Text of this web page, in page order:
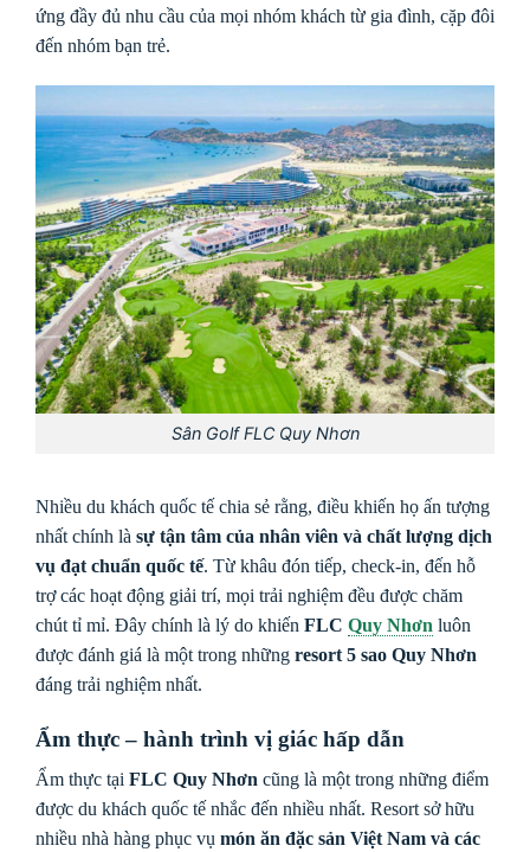
ứng đầy đủ nhu cầu của mọi nhóm khách từ gia đình, cặp đôi
đến nhóm bạn trẻ.
Sân Golf FLC Quy Nhơn
Nhiều du khách quốc tế chia sẻ rằng, điều khiến họ ấn tượng
nhất chính là sự tận tâm của nhân viên và chất lượng dịch
vụ đạt chuẩn quốc tế. Từ khâu đón tiếp, check-in, đến hỗ
trợ các hoạt động giải trí, mọi trải nghiệm đều được chăm
chút tỉ mỉ. Đây chính là lý do khiến FLC Quy Nhơn luôn
được đánh giá là một trong những resort 5 sao Quy Nhơn
đáng trải nghiệm nhất.
Ẩm thực – hành trình vị giác hấp dẫn
Ẩm thực tại FLC Quy Nhơn cũng là một trong những điểm
được du khách quốc tế nhắc đến nhiều nhất. Resort sở hữu
nhiều nhà hàng phục vụ món ăn đặc sản Việt Nam và các